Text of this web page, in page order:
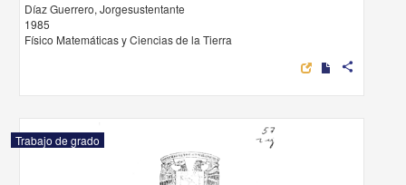
Díaz Guerrero, Jorgesustentante
1985
Físico Matemáticas y Ciencias de la Tierra
Trabajo de grado